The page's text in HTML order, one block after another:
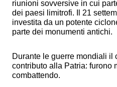
riunioni sovversive in cui
dei paesi limitrofi. Il 21
investita da un potente
parte dei monumenti antichi.
Durante le guerre mondiali il
contributo alla Patria: furono
combattendo.